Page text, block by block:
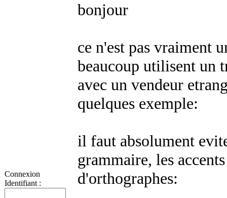
Connexion
Identifiant :
bonjour
ce n'est pas vraiment
beaucoup utilisent un
avec un vendeur
quelques exemple:
il faut absolument
grammaire, les
d'orthographes: